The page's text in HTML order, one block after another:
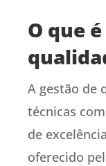
O que
A gestão de
técnicas
de
oferecido